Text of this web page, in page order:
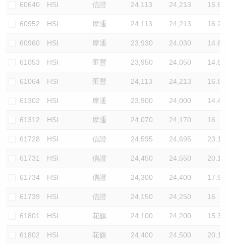
60640 HSI 信證 24,113 24,213 15.6
60952 HSI 摩通 24,113 24,213 16.2
60960 HSI 摩通 23,930 24,030 14.6
61053 HSI 匯豐 23,950 24,050 14.8
61064 HSI 匯豐 24,113 24,213 16.8
61302 HSI 摩通 23,900 24,000 14.4
61312 HSI 摩通 24,070 24,170 16
61728 HSI 信證 24,595 24,695 23.1
61731 HSI 信證 24,450 24,550 20.1
61734 HSI 信證 24,300 24,400 17.9
61739 HSI 信證 24,150 24,250 16
61801 HSI 花旗 24,100 24,200 15.3
61802 HSI 花旗 24,400 24,500 20.1
認股證/牛熊證日誌
認股證文件及公告
牛熊證到期結算價查詢
牛熊證分析儀
牛熊證文件及公告
牛熊證文件及公告 (瑞信)
中資ETFs溢價比較
AH 股價對照
ADR
收市競價變化